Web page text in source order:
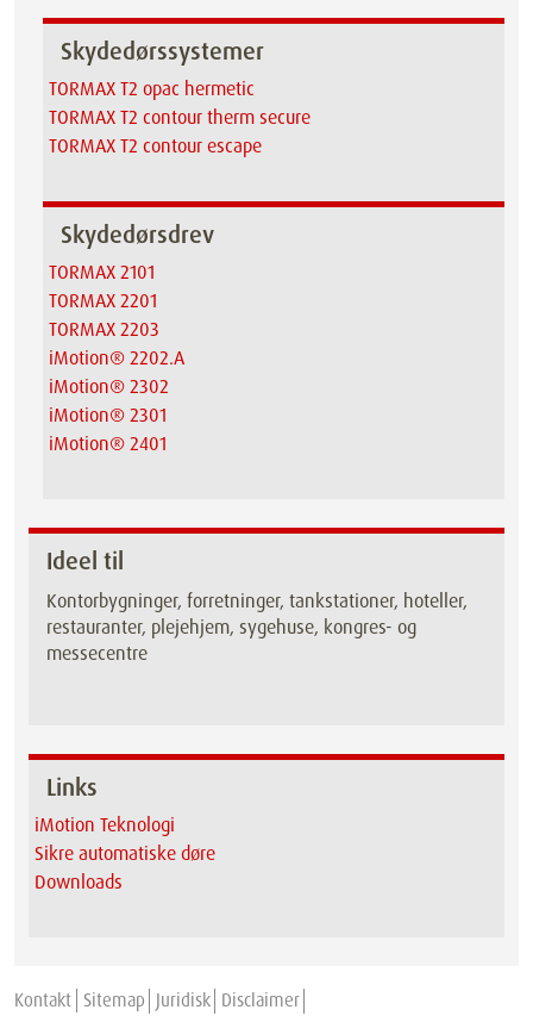
Skydedørssystemer
TORMAX T2 opac hermetic
TORMAX T2 contour therm secure
TORMAX T2 contour escape
Skydedørsdrev
TORMAX 2101
TORMAX 2201
TORMAX 2203
iMotion® 2202.A
iMotion® 2302
iMotion® 2301
iMotion® 2401
Ideel til
Kontorbygninger, forretninger, tankstationer, hoteller,
restauranter, plejehjem, sygehuse, kongres- og
messecentre
Links
iMotion Teknologi
Sikre automatiske døre
Downloads
Kontakt Sitemap Juridisk Disclaimer